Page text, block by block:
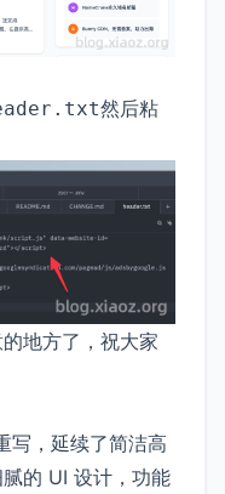
然后粘
地方了，祝大家
写，延续了简洁高
的 UI 设计，功能